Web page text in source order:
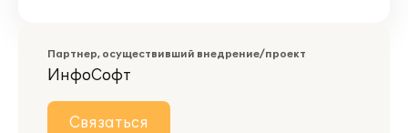
Партнер, осуществивший внедрение/проект
ИнфоСофт
Связаться